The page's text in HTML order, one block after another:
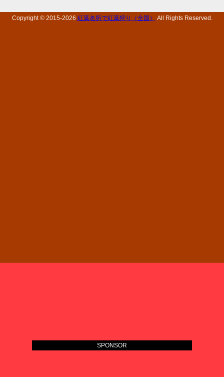
Copyright © 2015-2026 紅葉名所で紅葉狩り（全国） All Rights Reserved.
SPONSOR